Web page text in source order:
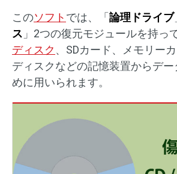
このソフト では、「 論理ドライブ
ス 」2つの復元モジュールを持っ
ディスク 、SDカード、メモリー
ディスクなどの記憶装置からデ
めに用いられます。